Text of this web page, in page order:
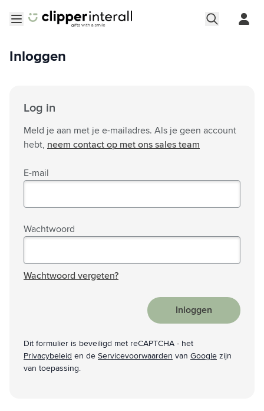
Inloggen
Log in
Meld je aan met je e-mailadres. Als je geen account
hebt, neem contact op met ons sales team
E-mail
Wachtwoord
Wachtwoord vergeten?
Inloggen
Dit formulier is beveiligd met reCAPTCHA - het
Privacybeleid en de Servicevoorwaarden van Google zijn
van toepassing.